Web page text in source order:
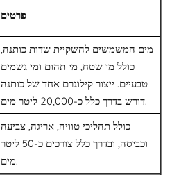
פרטים
מים המשמשים להשקיית שדות כותנה,
כולל מי שטח, מי תהום ומי גשמים
טבעיים. ייצור קילוגרם אחד של כותנה
דורש בדרך כלל כ-20,000 ליטר מים.
כולל תהליכי טוויה, אריגה, צביעה
וכביסה, ובדרך כלל צורכים כ-50 ליטר
מים.